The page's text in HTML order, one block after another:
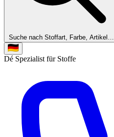
Suche nach Stoffart, Farbe, Artikel…
Dé Spezialist für Stoffe